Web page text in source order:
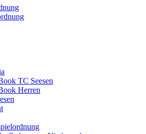
TC Seesen
Herren